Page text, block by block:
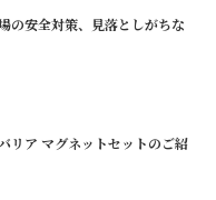
の安全対策、見落としがちな
リア マグネットセットのご紹